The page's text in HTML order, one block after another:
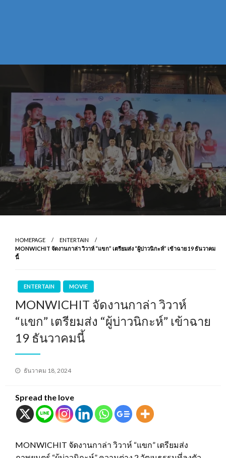
HOMEPAGE
ENTERTAIN
MONWICHIT จัดงานกาล่า วิวาห์ “แขก” เตรียมส่ง “ผู้บ่าวนิกะห์” เข้าฉาย 19 ธันวาคม
นี้
ENTERTAIN MOVIE
MONWICHIT จัดงานกาล่า วิวาห์
“แขก” เตรียมส่ง “ผู้บ่าวนิกะห์” เข้าฉาย
19 ธันวาคมนี้
Posted
ธันวาคม 18, 2024
Spread the love
MONWICHIT จัดงานกาล่า วิวาห์ “แขก” เตรียมส่ง